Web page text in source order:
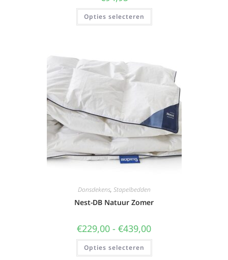
Opties selecteren
Donsdekens, Stapelbedden
Nest-DB Natuur Zomer
€229,00 - €439,00
Opties selecteren